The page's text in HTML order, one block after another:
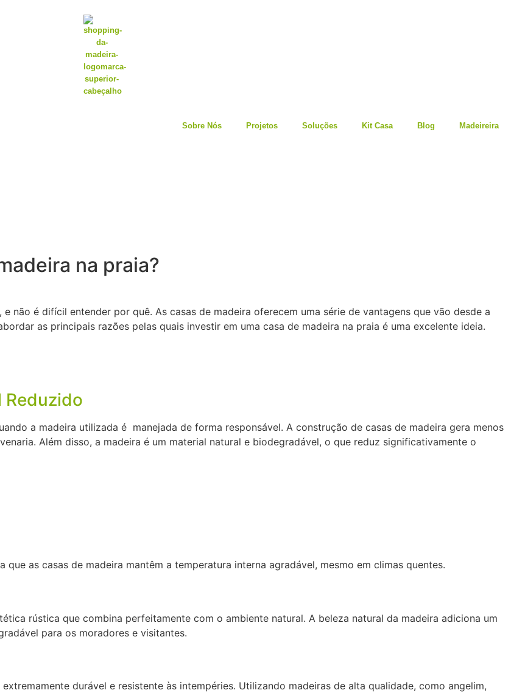
Sobre Nós Projetos Soluções Kit Casa Blog Madeireira
na praia?
não é difícil entender por quê. As casas de madeira oferecem uma série de vantagens que vão desde a
as principais razões pelas quais investir em uma casa de madeira na praia é uma excelente ideia.
a madeira utilizada é manejada de forma responsável. A construção de casas de madeira gera menos
Além disso, a madeira é um material natural e biodegradável, o que reduz significativamente o
as casas de madeira mantêm a temperatura interna agradável, mesmo em climas quentes.
rústica que combina perfeitamente com o ambiente natural. A beleza natural da madeira adiciona um
para os moradores e visitantes.
durável e resistente às intempéries. Utilizando madeiras de alta qualidade, como angelim,